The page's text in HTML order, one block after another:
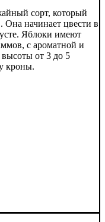
сорт, который
Она начинает цвести в
Яблоки имеют
с ароматной и
от 3 до 5
кроны.